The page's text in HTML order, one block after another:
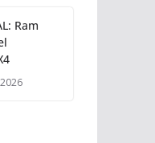
Ram